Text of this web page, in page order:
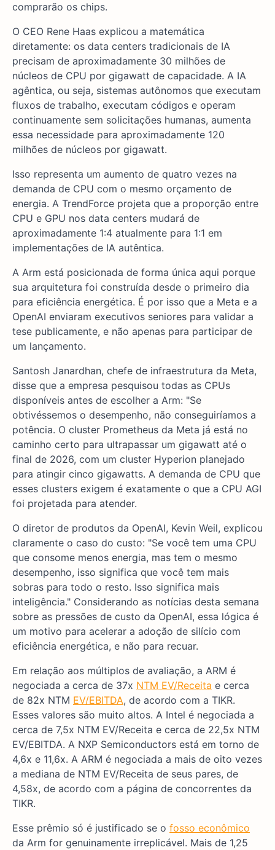
comprarão os chips.
O CEO Rene Haas explicou a matemática
diretamente: os data centers tradicionais de IA
precisam de aproximadamente 30 milhões de
núcleos de CPU por gigawatt de capacidade. A IA
agêntica, ou seja, sistemas autônomos que executam
fluxos de trabalho, executam códigos e operam
continuamente sem solicitações humanas, aumenta
essa necessidade para aproximadamente 120
milhões de núcleos por gigawatt.
Isso representa um aumento de quatro vezes na
demanda de CPU com o mesmo orçamento de
energia. A TrendForce projeta que a proporção entre
CPU e GPU nos data centers mudará de
aproximadamente 1:4 atualmente para 1:1 em
implementações de IA autêntica.
A Arm está posicionada de forma única aqui porque
sua arquitetura foi construída desde o primeiro dia
para eficiência energética. É por isso que a Meta e a
OpenAI enviaram executivos seniores para validar a
tese publicamente, e não apenas para participar de
um lançamento.
Santosh Janardhan, chefe de infraestrutura da Meta,
disse que a empresa pesquisou todas as CPUs
disponíveis antes de escolher a Arm: "Se
obtivéssemos o desempenho, não conseguiríamos a
potência. O cluster Prometheus da Meta já está no
caminho certo para ultrapassar um gigawatt até o
final de 2026, com um cluster Hyperion planejado
para atingir cinco gigawatts. A demanda de CPU que
esses clusters exigem é exatamente o que a CPU AGI
foi projetada para atender.
O diretor de produtos da OpenAI, Kevin Weil, explicou
claramente o caso do custo: "Se você tem uma CPU
que consome menos energia, mas tem o mesmo
desempenho, isso significa que você tem mais
sobras para todo o resto. Isso significa mais
inteligência." Considerando as notícias desta semana
sobre as pressões de custo da OpenAI, essa lógica é
um motivo para acelerar a adoção de silício com
eficiência energética, e não para recuar.
Em relação aos múltiplos de avaliação, a ARM é
negociada a cerca de 37x NTM EV/Receita e cerca
de 82x NTM EV/EBITDA, de acordo com a TIKR.
Esses valores são muito altos. A Intel é negociada a
cerca de 7,5x NTM EV/Receita e cerca de 22,5x NTM
EV/EBITDA. A NXP Semiconductors está em torno de
4,6x e 11,6x. A ARM é negociada a mais de oito vezes
a mediana de NTM EV/Receita de seus pares, de
4,58x, de acordo com a página de concorrentes da
TIKR.
Esse prêmio só é justificado se o fosso econômico
da Arm for genuinamente irreplicável. Mais de 1,25